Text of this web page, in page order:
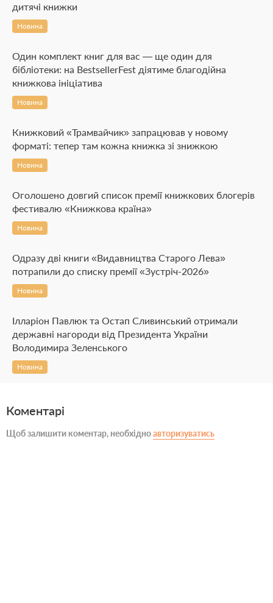
дитячі книжки
Новина
Один комплект книг для вас — ще один для
бібліотеки: на BestsellerFest діятиме благодійна
книжкова ініціатива
Новина
Книжковий «Трамвайчик» запрацював у новому
форматі: тепер там кожна книжка зі знижкою
Новина
Оголошено довгий список премії книжкових блогерів
фестивалю «Книжкова країна»
Новина
Одразу дві книги «Видавництва Старого Лева»
потрапили до списку премії «Зустріч-2026»
Новина
Ілларіон Павлюк та Остап Сливинський отримали
державні нагороди від Президента України
Володимира Зеленського
Новина
Коментарі
Щоб залишити коментар, необхідноавторизуватись